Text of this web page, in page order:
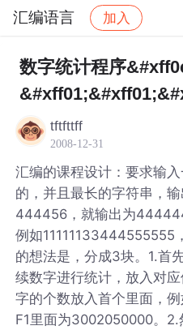
汇编语言 加入
社区 汇编语言 帖
数字统计程序
tftfttff
2008-12-31
汇编的课程设计：要求输
的，并且最长的字符串，
444456，就输出为
例如11111133444555555
的想法是，分成3块。1.首
续数字进行统计，放入对
字的个数放入首个里面，
F1里面为3002050000。2.